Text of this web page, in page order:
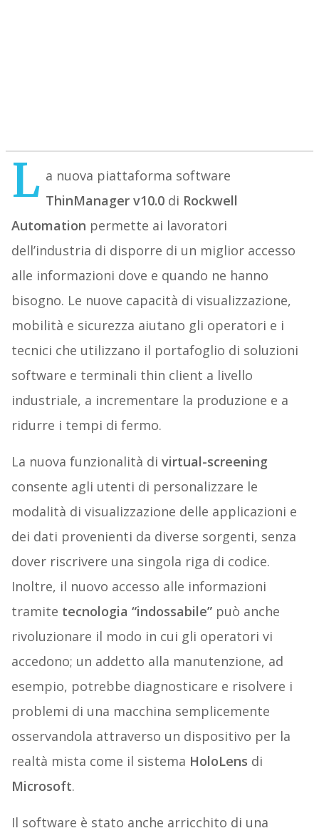
L a nuova piattaforma software
ThinManager v10.0di Rockwell
Automation permette ai lavoratori
dell’industria di disporre di un miglior accesso
alle informazioni dove e quando ne hanno
bisogno. Le nuove capacità di visualizzazione,
mobilità e sicurezza aiutano gli operatori e i
tecnici che utilizzano il portafoglio di soluzioni
software e terminali thin client a livello
industriale, a incrementare la produzione e a
ridurre i tempi di fermo.
La nuova funzionalità di virtual-screening
consente agli utenti di personalizzare le
modalità di visualizzazione delle applicazioni e
dei dati provenienti da diverse sorgenti, senza
dover riscrivere una singola riga di codice.
Inoltre, il nuovo accesso alle informazioni
tramite tecnologia “indossabile”può anche
rivoluzionare il modo in cui gli operatori vi
accedono; un addetto alla manutenzione, ad
esempio, potrebbe diagnosticare e risolvere i
problemi di una macchina semplicemente
osservandola attraverso un dispositivo per la
realtà mista come il sistema HoloLens di
Microsoft.
Il software è stato anche arricchito di una